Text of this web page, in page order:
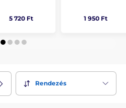
5 720 Ft 1 950 Ft
Rendezés